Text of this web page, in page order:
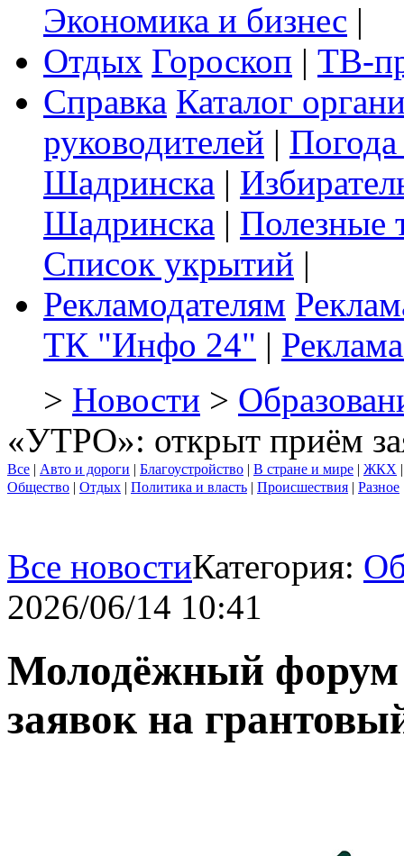
Экономика и бизнес |
Отдых Гороскоп | ТВ-
Справка Каталог
руководителей |
Шадринска |
Шадринска | Полезные
Список укрытий |
Рекламодателям
ТК "Инфо 24" |
> Новости >
«УТРО»: открыт приём
Все | Авто и дороги | Благоустройство | В стране и мире | ЖКХ
Общество | Отдых | Политика и власть | Происшествия | Разное
Все новостиКатегория:
2026/06/14 10:41
Молодёжный
заявок на